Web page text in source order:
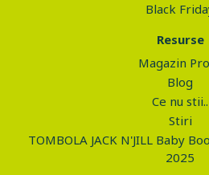
Black
Resurse
Magazin
Blog
Ce nu stii..
Stiri
TOMBOLA JACK N'JILL Baby
2025